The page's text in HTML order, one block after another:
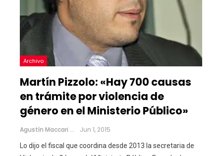
Archivo
Martín Pizzolo: «Hay 700 causas
en trámite por violencia de
género en el Ministerio Público»
Agustín Maccari Jun 1, 2015
Lo dijo el fiscal que coordina desde 2013 la secretaria de